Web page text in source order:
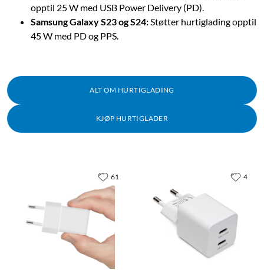
opptil 25 W med USB Power Delivery (PD).
Samsung Galaxy S23 og S24:Støtter hurtiglading opptil
45 W med PD og PPS.
ALT OM HURTIGLADING
KJØP HURTIGLADER
61 4